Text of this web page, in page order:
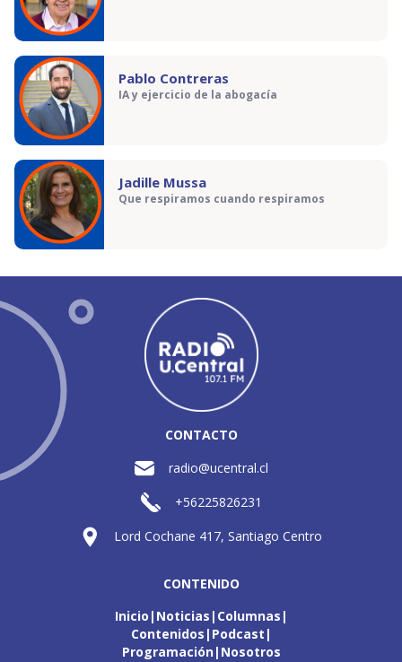
Pablo Contreras
IA y ejercicio de la abogacía
Jadille Mussa
Que respiramos cuando respiramos
CONTACTO
radio@ucentral.cl
+56225826231
Lord Cochane 417, Santiago Centro
CONTENIDO
Inicio Noticias Columnas
Contenidos Podcast
Programación Nosotros